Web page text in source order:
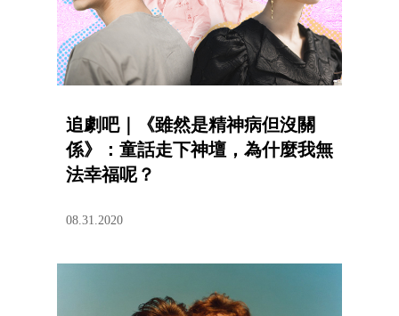
追劇吧｜《雖然是精神病但沒關
係》：童話走下神壇，為什麼我無
法幸福呢？
08.31.2020